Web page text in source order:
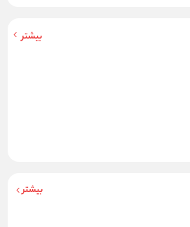
بیشتر
بیشتر